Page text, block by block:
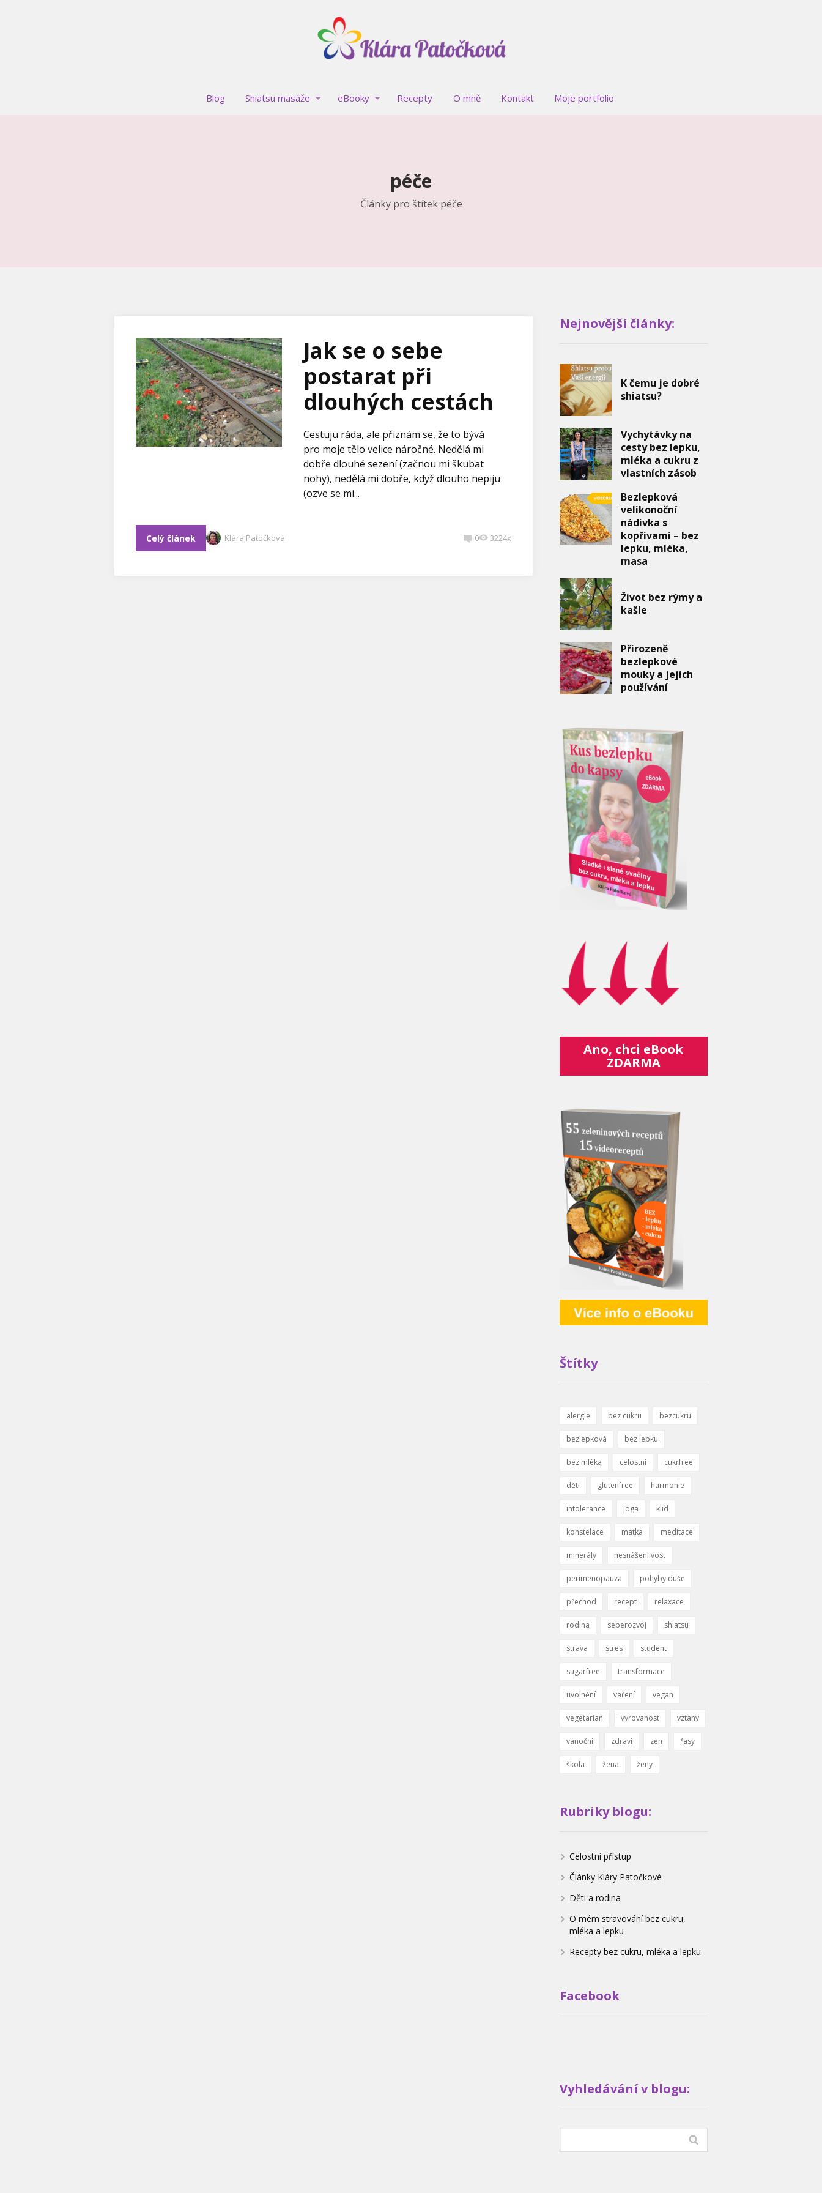
Blog Shiatsu masáže eBooky Recepty O mně Kontakt Moje portfolio
péče
Články pro štítek péče
Jak se o sebe
postarat při
dlouhých cestách
Cestuju ráda, ale přiznám se, že to bývá
pro moje tělo velice náročné. Nedělá mi
dobře dlouhé sezení (začnou mi škubat
nohy), nedělá mi dobře, když dlouho nepiju
(ozve se mi...
Celý článek Klára Patočková 0 3224x
Nejnovější články:
K čemu je dobré
shiatsu?
Vychytávky na
cesty bez lepku,
mléka a cukru z
vlastních zásob
Bezlepková
velikonoční
nádivka s
kopřivami – bez
lepku, mléka,
masa
Život bez rýmy a
kašle
Přirozeně
bezlepkové
mouky a jejich
používání
Ano, chci eBook
ZDARMA
Štítky
alergie bez cukru bezcukru
bezlepková bez lepku
bez mléka celostní cukrfree
děti glutenfree harmonie
intolerance joga klid
konstelace matka meditace
minerály nesnášenlivost
perimenopauza pohyby duše
přechod recept relaxace
rodina seberozvoj shiatsu
strava stres student
sugarfree transformace
uvolnění vaření vegan
vegetarian vyrovanost vztahy
vánoční zdraví zen řasy
škola žena ženy
Rubriky blogu:
Celostní přístup
Články Kláry Patočkové
Děti a rodina
O mém stravování bez cukru,
mléka a lepku
Recepty bez cukru, mléka a lepku
Facebook
Vyhledávání v blogu: